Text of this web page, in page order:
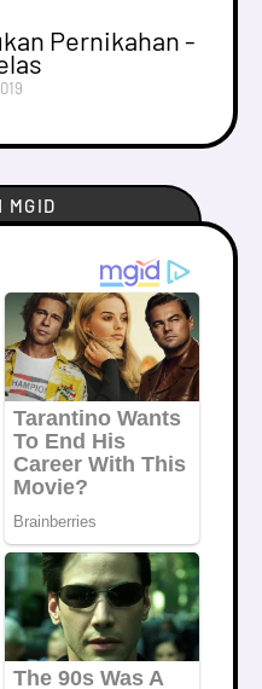
Pernikahan -
MGID